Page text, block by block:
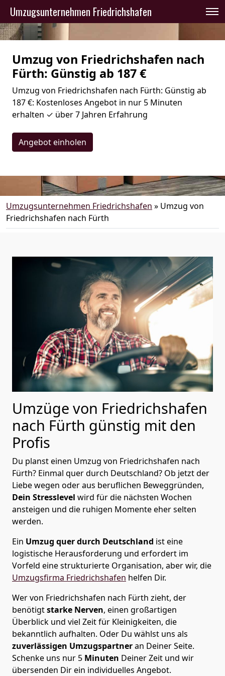
Umzugsunternehmen Friedrichshafen
Umzug von Friedrichshafen nach
Fürth: Günstig ab 187 €
Umzug von Friedrichshafen nach Fürth: Günstig ab
187 €: Kostenloses Angebot in nur 5 Minuten
erhalten ✓ über 7 Jahren Erfahrung
Angebot einholen
Umzugsunternehmen Friedrichshafen » Umzug von
Friedrichshafen nach Fürth
Umzüge von Friedrichshafen
nach Fürth günstig mit den
Profis
Du planst einen Umzug von Friedrichshafen nach
Fürth? Einmal quer durch Deutschland? Ob jetzt der
Liebe wegen oder aus beruflichen Beweggründen,
Dein Stresslevel wird für die nächsten Wochen
ansteigen und die ruhigen Momente eher selten
werden.
Ein Umzug quer durch Deutschland ist eine
logistische Herausforderung und erfordert im
Vorfeld eine strukturierte Organisation, aber wir, die
Umzugsfirma Friedrichshafen helfen Dir.
Wer von Friedrichshafen nach Fürth zieht, der
benötigtstarke Nerven, einen großartigen
Überblick und viel Zeit für Kleinigkeiten, die
bekanntlich aufhalten. Oder Du wählst uns als
zuverlässigen Umzugspartneran Deiner Seite.
Schenke uns nur 5 Minuten Deiner Zeit und wir
übersenden Dir ein individuelles Angebot.